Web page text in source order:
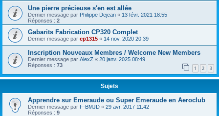
Une pierre précieuse s'en est allée
Dernier message par Philippe Dejean « 13 févr. 2021 18:55
Réponses : 2
Gabarits Fabrication CP320 Complet
Dernier message par cp1315 « 14 nov. 2020 20:39
Inscription Nouveaux Membres / Welcome New Members
Dernier message par AlexZ « 20 janv. 2025 08:49
Réponses : 73 1 2 3
Sujets
Apprendre sur Emeraude ou Super Emeraude en Aeroclub
Dernier message par F-BMJD « 29 avr. 2017 11:42
Réponses : 9